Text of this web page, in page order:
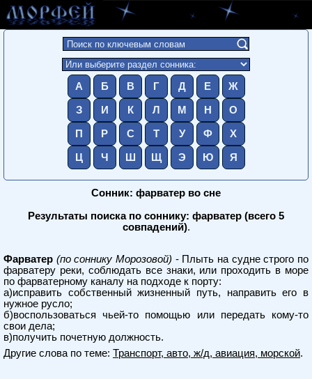
А Б В Г Д Е Ж
З И К Л М Н О
П Р С Т У Ф Х
Ц Ч Ш Щ Э Ю Я
Сонник: фарватер во сне
Результаты поиска по соннику: фарватер (всего 5
совпадений).
Фарватер (по соннику Морозовой) - Плыть на судне строго по
фарватеру реки, соблюдать все знаки, или проходить в море
по фарватерному каналу на подходе к порту:
а)исправить собственный жизненный путь, направить его в
нужное русло;
б)воспользоваться чьей-то помощью или передать кому-то
свои дела;
в)получить почетную должность.
Другие слова по теме: Транспорт, авто, ж/д, авиация, морской.